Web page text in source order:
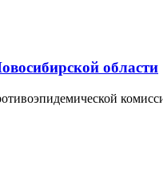
области